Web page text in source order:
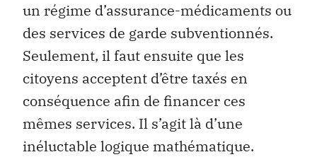
un régime d’assurance-médicaments ou
des services de garde subventionnés.
Seulement, il faut ensuite que les
citoyens acceptent d’être taxés en
conséquence afin de financer ces
mêmes services. Il s’agit là d’une
inéluctable logique mathématique.